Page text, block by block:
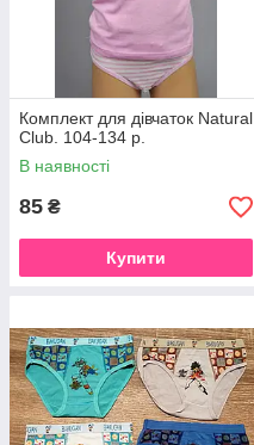
Комплект для дівчаток Natural
Club. 104-134 р.
В наявності
85 ₴
Купити